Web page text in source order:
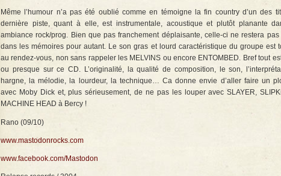
Même l’humour n’a pas été oublié comme en témoigne la fin country d’un des
dernière piste, quant à elle, est instrumentale, acoustique et plutôt planante
ambiance rock/prog. Bien que pas franchement déplaisante, celle-ci ne restera pas
dans les mémoires pour autant. Le son gras et lourd caractéristique du groupe est
au rendez-vous, non sans rappeler les MELVINS ou encore ENTOMBED. Bref tout
ou presque sur ce CD. L’originalité, la qualité de composition, le son,
hargne, la mélodie, la lourdeur, la technique… Ca donne envie d’aller faire un
avec Moby Dick et, plus sérieusement, de ne pas les louper avec SLAYER,
MACHINE HEAD à Bercy !
Rano (09/10)
www.mastodonrocks.com
www.facebook.com/Mastodon